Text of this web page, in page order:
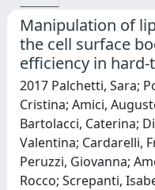
Manipulation of
the cell surface
efficiency in
2017 Palchetti, Sara;
Cristina; Amici,
Bartolacci, Caterina;
Valentina; Cardarelli,
Peruzzi, Giovanna;
Rocco; Screpanti,